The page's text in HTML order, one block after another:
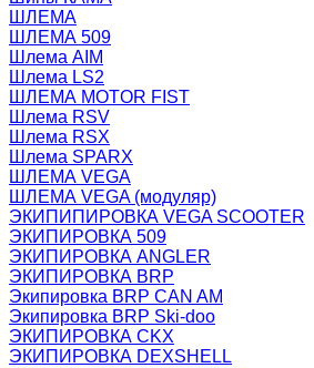
ШЛЕМА
ШЛЕМА 509
Шлема AIM
Шлема LS2
ШЛЕМА MOTOR FIST
Шлема RSV
Шлема RSX
Шлема SPARX
ШЛЕМА VEGA
ШЛЕМА VEGA (модуляр)
ЭКИПИПИРОВКА VEGA SCOOTER
ЭКИПИРОВКА 509
ЭКИПИРОВКА ANGLER
ЭКИПИРОВКА BRP
Экипировка BRP CAN AM
Экипировка BRP Ski-doo
ЭКИПИРОВКА CKX
ЭКИПИРОВКА DEXSHELL